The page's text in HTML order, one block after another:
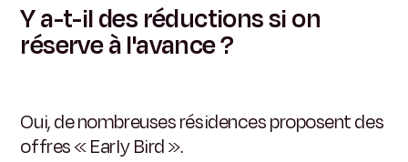
Y a-t-il des réductions si on
réserve à l'avance ?
Oui, de nombreuses résidences proposent des
offres « Early Bird ».